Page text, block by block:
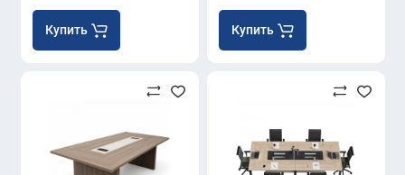
Купить Купить